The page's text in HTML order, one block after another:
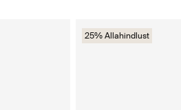
25% Allahindlust